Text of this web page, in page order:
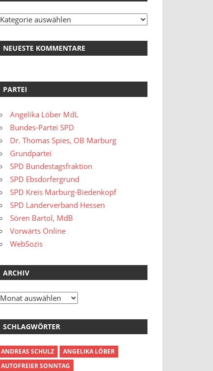
Kategorien
NEUESTE KOMMENTARE
PARTEI
Angelika Löber MdL
Bundes-Partei SPD
Dr. Thomas Spies, OB Marburg
Grundpartei
SPD Bundestagsfraktion
SPD Ebsdorfergrund
SPD Kreis Marburg-Biedenkopf
SPD Landerverband Hessen
Sören Bartol, MdB
Vorwärts Online
WebSozis
ARCHIV
Archiv
SCHLAGWÖRTER
ANDREAS SCHULZ
ANGELIKA LÖBER
AUTOFREIER SONNTAG